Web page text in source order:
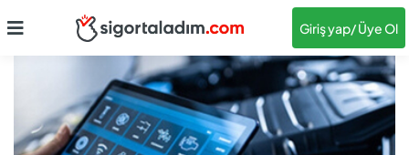
Giriş yap/ Üye Ol